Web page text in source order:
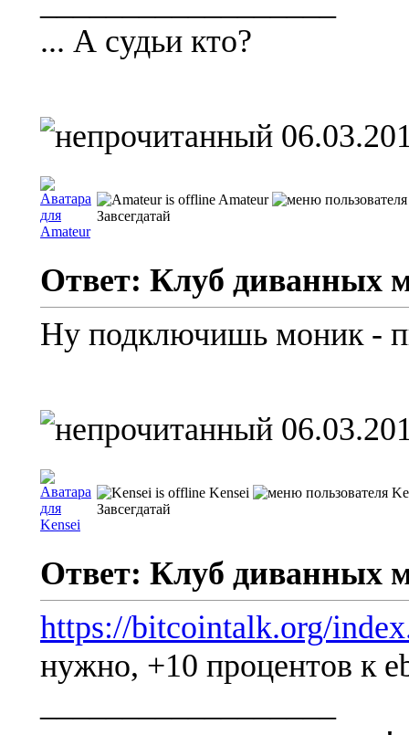
... А судьи кто?
Amateur
Завсегдатай
Ответ: Клуб диванных
Ну подключишь моник -
Kensei
Завсегдатай
Ответ: Клуб диванных
https://bitcointalk.org/
нужно, +10 процентов к